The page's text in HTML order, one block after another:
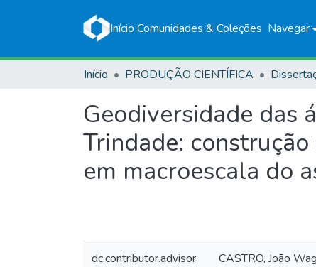
Início Comunidades & Coleções Navegar
Início PRODUÇÃO CIENTÍFICA
Geodiversidade das
Trindade:
em macroescala do
dc.contributor.advisor CASTRO, João